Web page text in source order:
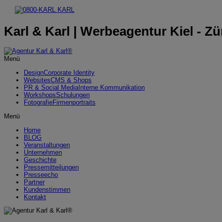
Karl & Karl | Werbeagentur Kiel -
Menü
DesignCorporate Identity
WebsitesCMS & Shops
PR & Social Media Interne Kommunikation
WorkshopsSchulungen
FotografieFirmenportraits
Menü
Home
BLOG
Veranstaltungen
Unternehmen
Geschichte
Pressemitteilungen
Presseecho
Partner
Kundenstimmen
Kontakt